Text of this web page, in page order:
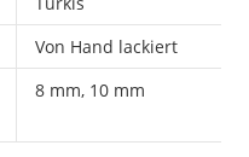
Von Hand lackiert
8 mm, 10 mm